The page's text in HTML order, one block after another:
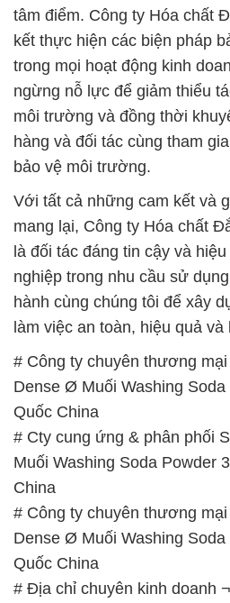
tâm điểm. Công ty Hóa chất
kết thực hiện các biện pháp
trong mọi hoạt động kinh
ngừng nỗ lực để giảm thiểu
môi trường và đồng thời
hàng và đối tác cùng tham
bảo vệ môi trường.
Với tất cả những cam kết và
mang lại, Công ty Hóa chất
là đối tác đáng tin cậy và
nghiệp trong nhu cầu sử
hành cùng chúng tôi để xây
làm việc an toàn, hiệu quả và
# Công ty chuyên thương
Dense Ø Muối Washing
Quốc China
# Cty cung ứng & phân phối
Muối Washing Soda Powder
China
# Công ty chuyên thương
Dense Ø Muối Washing
Quốc China
# Địa chỉ chuyên kinh doanh